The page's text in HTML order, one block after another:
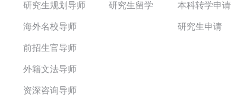
研究生规划导师
海外名校导师
前招生官导师
外籍文法导师
资深咨询导师
研究生留学 本科转学申请
研究生申请